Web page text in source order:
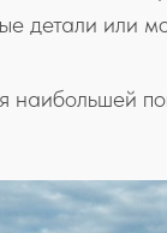
детали или
наибольшей